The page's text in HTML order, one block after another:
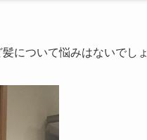
について悩みはないでし